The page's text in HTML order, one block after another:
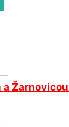
Žarnovicou |